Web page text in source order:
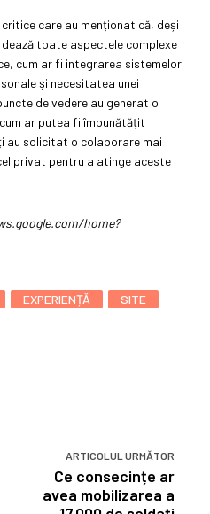
care au menționat că, deși
toate aspectele complexe
cum ar fi integrarea sistemelor
și necesitatea unei
de vedere au generat o
ar putea fi îmbunătățit
au solicitat o colaborare mai
privat pentru a atinge aceste
home?
EXPERIENȚĂ SITE
ARTICOLUL URMĂTOR
Ce consecințe ar
avea mobilizarea a